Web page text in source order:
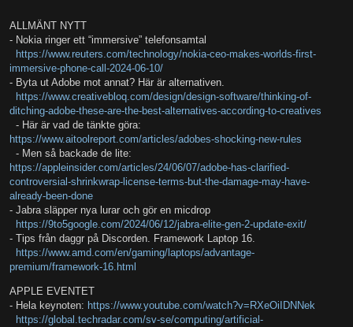
ALLMÄNT NYTT
- Nokia ringer ett “immersive” telefonsamtal
https://www.reuters.com/technology/nokia-ceo-makes-worlds-first-
immersive-phone-call-2024-06-10/
- Byta ut Adobe mot annat? Här är alternativen.
https://www.creativebloq.com/design/design-software/thinking-of-
ditching-adobe-these-are-the-best-alternatives-according-to-creatives
- Här är vad de tänkte göra:
https://www.aitoolreport.com/articles/adobes-shocking-new-rules
- Men så backade de lite:
https://appleinsider.com/articles/24/06/07/adobe-has-clarified-
controversial-shrinkwrap-license-terms-but-the-damage-may-have-
already-been-done
- Jabra släpper nya lurar och gör en micdrop
https://9to5google.com/2024/06/12/jabra-elite-gen-2-update-exit/
- Tips från daggr på Discorden. Framework Laptop 16.
https://www.amd.com/en/gaming/laptops/advantage-
premium/framework-16.html
APPLE EVENTET
- Hela keynoten: https://www.youtube.com/watch?v=RXeOiIDNNek
https://global.techradar.com/sv-se/computing/artificial-